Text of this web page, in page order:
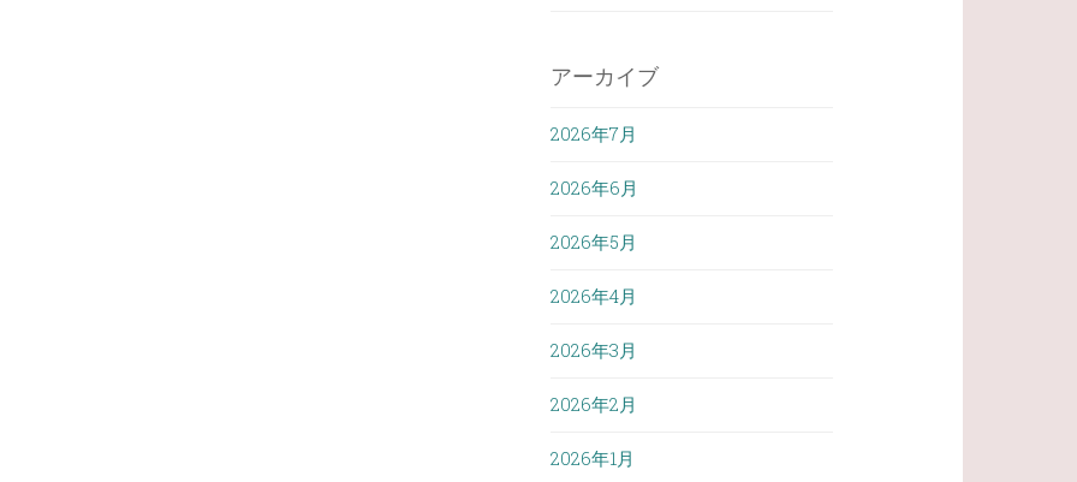
アーカイブ
2026年7月
2026年6月
2026年5月
2026年4月
2026年3月
2026年2月
2026年1月